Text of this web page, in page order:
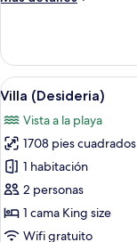
(das
Rosas)
Abrir
todas
las
fotos
de
Villa
(Desideria)
10
Villa (Desideria)
Vista a la playa
1708 pies cuadrados
1 habitación
2 personas
1 cama King size
Wifi gratuito